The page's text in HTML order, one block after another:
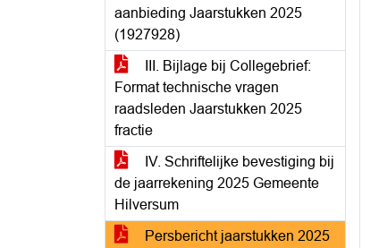
aanbieding Jaarstukken 2025
(1927928)
III. Bijlage bij Collegebrief:
Format technische vragen
raadsleden Jaarstukken 2025
fractie
IV. Schriftelijke bevestiging bij
de jaarrekening 2025 Gemeente
Hilversum
Persbericht jaarstukken 2025